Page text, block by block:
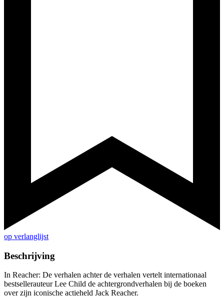
op verlanglijst
Beschrijving
In Reacher: De verhalen achter de verhalen vertelt internationaal
bestsellerauteur Lee Child de achtergrondverhalen bij de boeken
over zijn iconische actieheld Jack Reacher.